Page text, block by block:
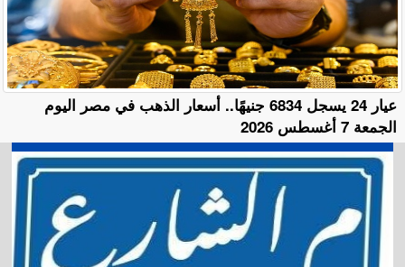
عيار 24 يسجل 6834 جنيهًا.. أسعار الذهب في مصر اليوم
الجمعة 7 أغسطس 2026